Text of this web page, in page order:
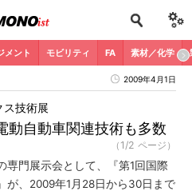
メント モビリティ FA 素材／化学
2009年4月1日
動自動車関連技術も多数
ス技術展
（1/2 ページ）
専門展示会として、『第1回国際
が、2009年1月28日から30日まで